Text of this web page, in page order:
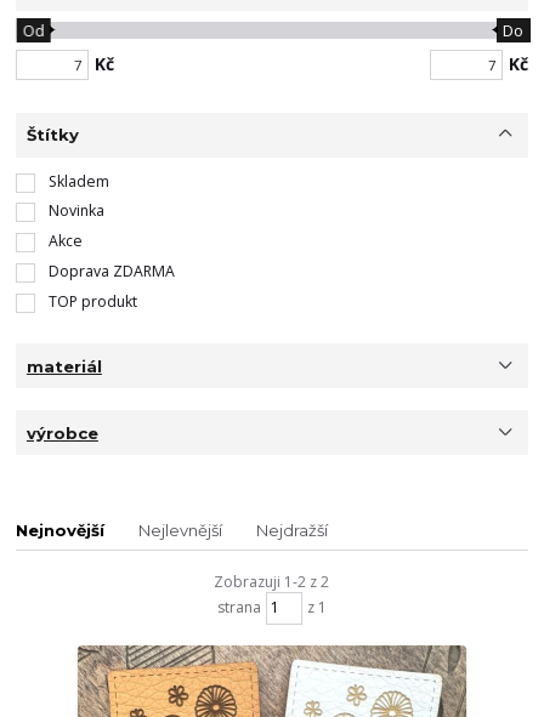
Kč
Od Do
Kč
Štítky
Skladem
Novinka
Akce
Doprava ZDARMA
TOP produkt
materiál
výrobce
Nejnovější Nejlevnější Nejdražší
Zobrazuji 1-2 z 2
strana
z 1